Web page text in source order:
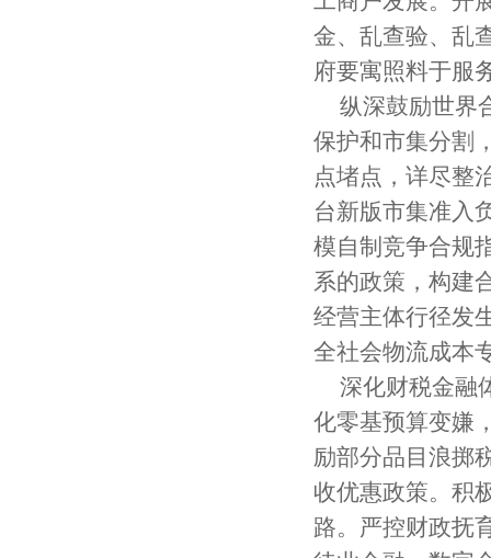
金、乱查验、乱
府要寓照料于服
纵深鼓励世界
保护和市集分割
点堵点，详尽整
台新版市集准入
模自制竞争合规
系的政策，构建
经营主体行径发
全社会物流成本
深化财税金融
化零基预算变嫌
励部分品目浪掷
收优惠政策。积
路。严控财政抚